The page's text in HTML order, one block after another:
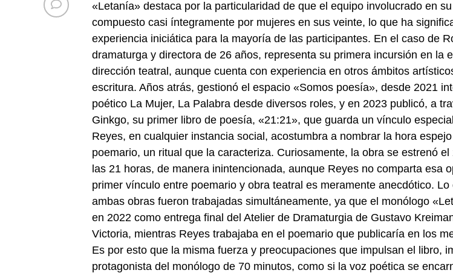
«Letanía» destaca por la particularidad de que el equipo involucrado en
compuesto casi íntegramente por mujeres en sus veinte, lo que ha
experiencia iniciática para la mayoría de las participantes. En el caso de
dramaturga y directora de 26 años, representa su primera incursión en la
dirección teatral, aunque cuenta con experiencia en otros ámbitos
escritura. Años atrás, gestionó el espacio «Somos poesía», desde 2021
poético La Mujer, La Palabra desde diversos roles, y en 2023 publicó, a
Ginkgo, su primer libro de poesía, «21:21», que guarda un vínculo
Reyes, en cualquier instancia social, acostumbra a nombrar la hora
poemario, un ritual que la caracteriza. Curiosamente, la obra se estrenó
las 21 horas, de manera inintencionada, aunque Reyes no comparta esa
primer vínculo entre poemario y obra teatral es meramente anecdótico. Lo
ambas obras fueron trabajadas simultáneamente, ya que el monólogo
en 2022 como entrega final del Atelier de Dramaturgia de Gustavo
Victoria, mientras Reyes trabajaba en el poemario que publicaría en los
Es por esto que la misma fuerza y preocupaciones que impulsan el libro,
protagonista del monólogo de 70 minutos, como si la voz poética se